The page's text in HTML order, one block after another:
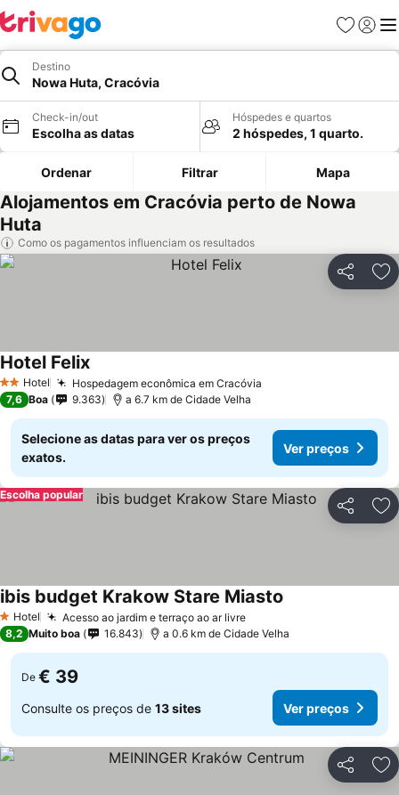
Favoritos
Iniciar
Destino
Nowa Huta, Cracóvia
Check-in/out
Escolha as datas
Hóspedes e quartos
2 hóspedes, 1 quarto.
Ordenar Filtrar Mapa
Alojamentos em Cracóvia perto de Nowa
Huta
Como os pagamentos influenciam os resultados
Partilhar
2 Estrelas
Hotel Hospedagem econômica em Cracóvia
Hotel Felix
7,6 Boa 9.363 a 6.7 km de Cidade Velha
Selecione as datas para ver os preços
exatos.
Ver preços
Partilhar
Escolha popular
1 Estrelas
Hotel Acesso ao jardim e terraço ao ar livre
ibis budget Krakow Stare Miasto
8,2 Muito boa 16.843 a 0.6 km de Cidade Velha
De € 39
Consulte os preços de 13 sites Ver preços
Partilhar